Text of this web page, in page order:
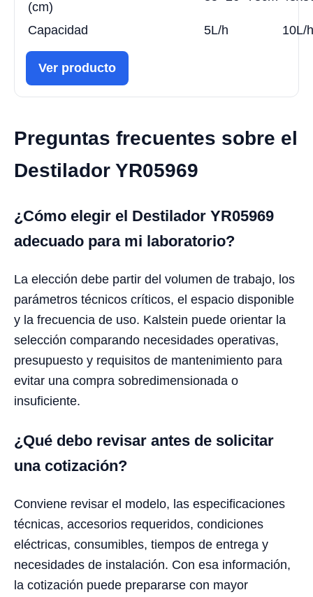
(cm)
Capacidad 5L/h 10L/h
Ver producto
Preguntas frecuentes sobre el
Destilador YR05969
¿Cómo elegir el Destilador YR05969
adecuado para mi laboratorio?
La elección debe partir del volumen de trabajo, los
parámetros técnicos críticos, el espacio disponible
y la frecuencia de uso. Kalstein puede orientar la
selección comparando necesidades operativas,
presupuesto y requisitos de mantenimiento para
evitar una compra sobredimensionada o
insuficiente.
¿Qué debo revisar antes de solicitar
una cotización?
Conviene revisar el modelo, las especificaciones
técnicas, accesorios requeridos, condiciones
eléctricas, consumibles, tiempos de entrega y
necesidades de instalación. Con esa información,
la cotización puede prepararse con mayor